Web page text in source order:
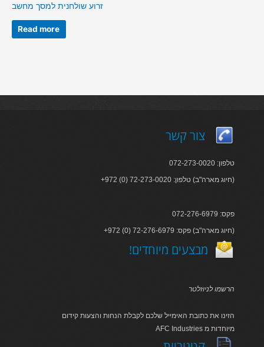
זרוע שולחנית למסך מחשב
Read more
צור קשר
טלפון: 072-273-0020
+972 (0) 72-273-0020 :חיוג מארה"ב) טלפון)
פקס: 072-276-6979
+972 (0) 72-276-6979 :חיוג מארה"ב) פקס)
!מבצעים מיוחדים
הרשמו לניוזלטר
הזינו את כתובת האימייל שלכם לקבלת הנחות והצעות קידום
AFC Industries מיוחדות מ